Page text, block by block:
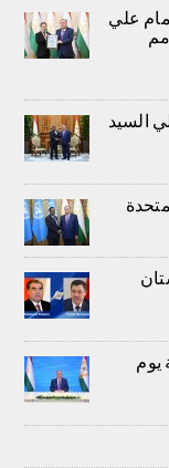
علي
السيد
يوم